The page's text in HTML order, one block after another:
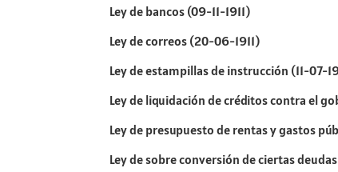
Ley de bancos (09-11-1911)
Ley de correos (20-06-1911)
Ley de estampillas de instrucción (11-07-
Ley de liquidación de créditos contra el
Ley de presupuesto de rentas y gastos
Ley de sobre conversión de ciertas